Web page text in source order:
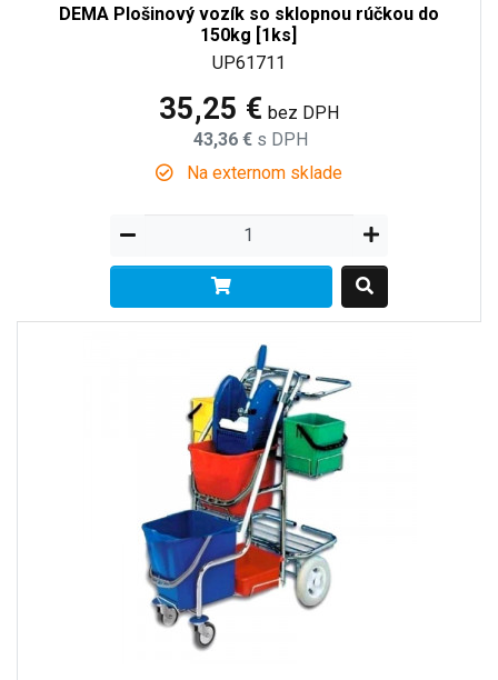
DEMA Plošinový vozík so sklopnou rúčkou do
150kg [1ks]
UP61711
35,25 € bez DPH
43,36 € s DPH
Na externom sklade